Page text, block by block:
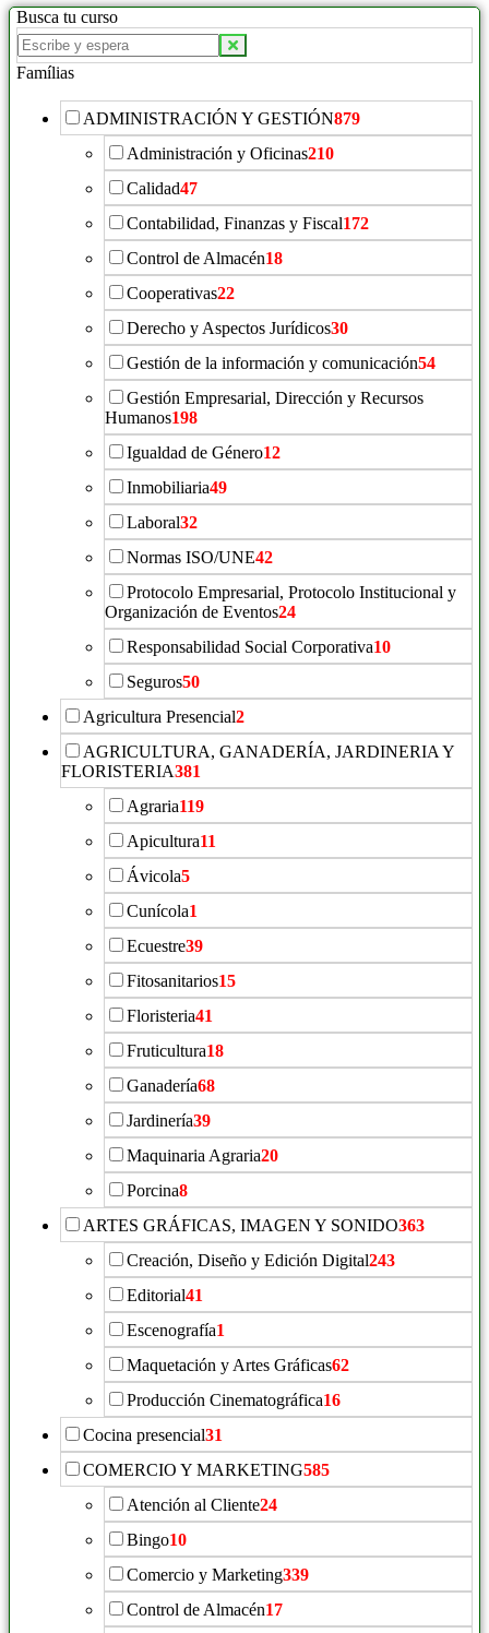
Busca tu curso
Buscar
productos:
Famílias
ADMINISTRACIÓN Y GESTIÓN879
Administración y Oficinas210
Calidad47
Contabilidad, Finanzas y Fiscal172
Control de Almacén18
Cooperativas22
Derecho y Aspectos Jurídicos30
Gestión de la información y comunicación54
Gestión Empresarial, Dirección y Recursos
Humanos198
Igualdad de Género12
Inmobiliaria49
Laboral32
Normas ISO/UNE42
Protocolo Empresarial, Protocolo Institucional y
Organización de Eventos24
Responsabilidad Social Corporativa10
Seguros50
Agricultura Presencial2
AGRICULTURA, GANADERÍA, JARDINERIA Y
FLORISTERIA381
Agraria119
Apicultura11
Ávicola5
Cunícola1
Ecuestre39
Fitosanitarios15
Floristeria41
Fruticultura18
Ganadería68
Jardinería39
Maquinaria Agraria20
Porcina8
ARTES GRÁFICAS, IMAGEN Y SONIDO363
Creación, Diseño y Edición Digital243
Editorial41
Escenografía1
Maquetación y Artes Gráficas62
Producción Cinematográfica16
Cocina presencial31
COMERCIO Y MARKETING585
Atención al Cliente24
Bingo10
Comercio y Marketing339
Control de Almacén17